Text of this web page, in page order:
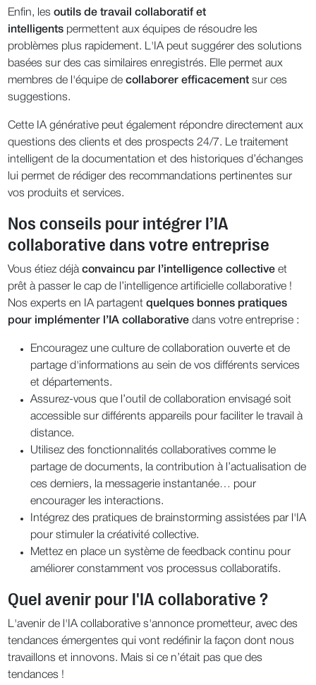
Enfin, lesoutils de travail collaboratif et
intelligents permettent aux équipes de résoudre les
problèmes plus rapidement. L'IA peut suggérer des solutions
basées sur des cas similaires enregistrés. Elle permet aux
membres de l'équipe decollaborer efficacement sur ces
suggestions.
Cette IA générative peut également répondre directement aux
questions des clients et des prospects 24/7. Le traitement
intelligent de la documentation et des historiques d’échanges
lui permet de rédiger des recommandations pertinentes sur
vos produits et services.
Nos conseils pour intégrer l’IA
collaborative dans votre entreprise
Vous étiez déjàconvaincu par l’intelligence collective et
prêt à passer le cap de l’intelligence artificielle collaborative !
Nos experts en IA partagentquelques bonnes pratiques
pour implémenter l’IA collaborative dans votre entreprise :
Encouragez une culture de collaboration ouverte et de
partage d'informations au sein de vos différents services
et départements.
Assurez-vous que l’outil de collaboration envisagé soit
accessible sur différents appareils pour faciliter le travail à
distance.
Utilisez des fonctionnalités collaboratives comme le
partage de documents, la contribution à l’actualisation de
ces derniers, la messagerie instantanée… pour
encourager les interactions.
Intégrez des pratiques de brainstorming assistées par l'IA
pour stimuler la créativité collective.
Mettez en place un système de feedback continu pour
améliorer constamment vos processus collaboratifs.
Quel avenir pour l'IA collaborative ?
L'avenir de l'IA collaborative s'annonce prometteur, avec des
tendances émergentes qui vont redéfinir la façon dont nous
travaillons et innovons. Mais si ce n’était pas que des
tendances !